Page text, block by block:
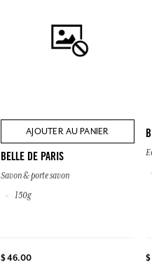
AJOUTER AU PANIER
BELLE DE PARIS
Savon & porte savon
150g
$ 46.00